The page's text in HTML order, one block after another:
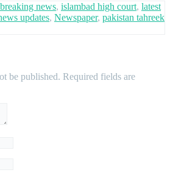
news, islambad high court, latest
updates, Newspaper, pakistan tahreek
be published. Required fields are